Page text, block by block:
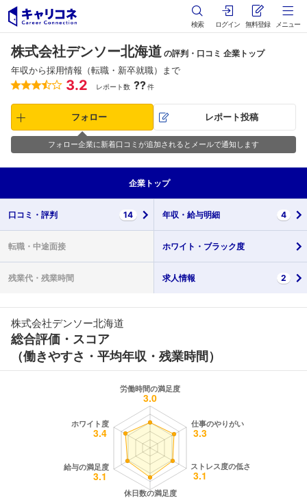
検索 ログイン 無料登録 メニュー
株式会社デンソー北海道 の評判・口コミ 企業トップ
年収から採用情報（転職・新卒就職）まで
3.2 レポート数 ??件
フォロー レポート投稿
フォロー企業に新着口コミが追加されるとメールで通知します
企業 トップ
口コミ・ 評判 14 年収・ 給与明細 4
転職・ 中途面接 ホワイト・ ブラック度
残業代・ 残業時間 求人情報 2
株式会社デンソー北海道
総合評価・スコア
（働きやすさ・平均年収・残業時間）